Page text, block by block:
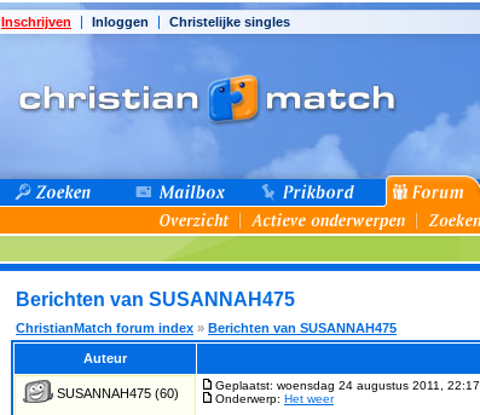
Inschrijven Inloggen Christelijke singles
Berichten van SUSANNAH475
ChristianMatch forum index » Berichten van SUSANNAH475
Auteur
SUSANNAH475 (60)
Geplaatst: woensdag 24 augustus 2011, 22:17
Onderwerp: Het weer